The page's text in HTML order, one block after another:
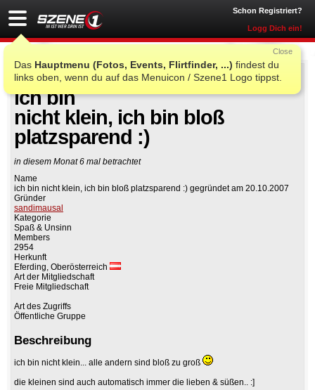
Schon Registriert?
Logg Dich ein!
Das Hauptmenu (Fotos, Events, Flirtfinder, ...) findest du
links oben, wenn du auf das Menuicon / Szene1 Logo tippst.
Close
Gruppe beitreten
Auf Facebook teilen
ich bin
nicht klein, ich bin bloß
platzsparend :)
in diesem Monat 6 mal betrachtet
Name
ich bin nicht klein, ich bin bloß platzsparend :) gegründet am 20.10.2007
Gründer
sandimausal
Kategorie
Spaß & Unsinn
Members
2954
Herkunft
Eferding, Oberösterreich
Art der Mitgliedschaft
Freie Mitgliedschaft
Art des Zugriffs
Öffentliche Gruppe
Beschreibung
ich bin nicht klein... alle andern sind bloß zu groß
die kleinen sind auch automatisch immer die lieben & süßen.. :]